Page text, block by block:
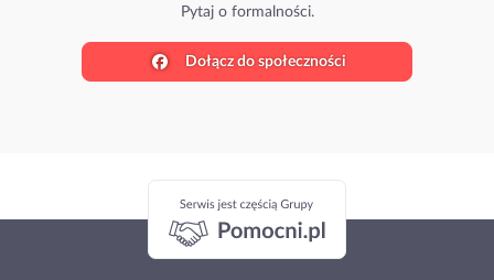
Pytaj o formalności.
Dołącz do społeczności